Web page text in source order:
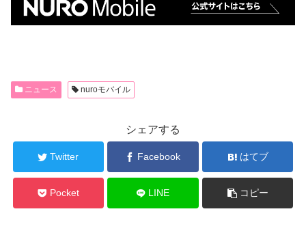
ニュース nuroモバイル
シェアする
Twitter Facebook はてブ
Pocket LINE コピー